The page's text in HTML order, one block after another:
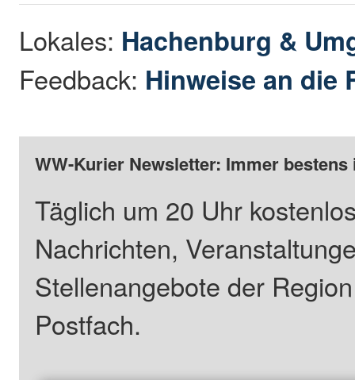
Lokales: Hachenburg &
Feedback: Hinweise an die
WW-Kurier Newsletter: Immer
Täglich um 20 Uhr
Nachrichten,
Stellenangebote der
Postfach.